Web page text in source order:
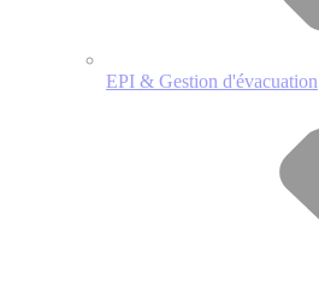
EPI & Gestion d'évacuation